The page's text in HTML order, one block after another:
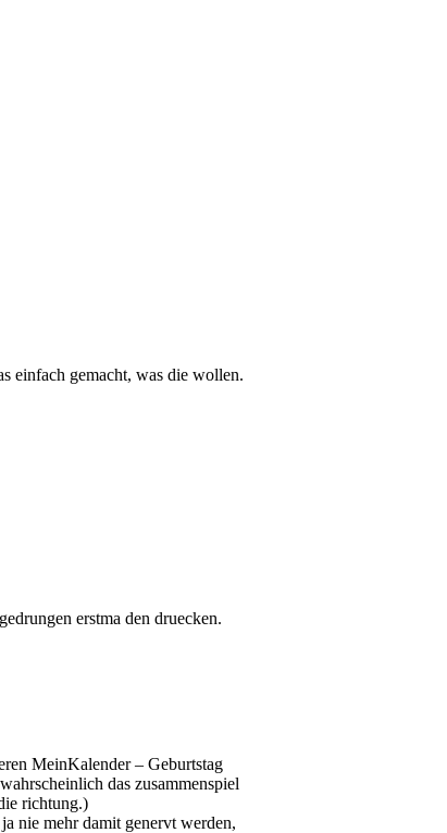
einfach gemacht, was die wollen.
erstma den druecken.
MeinKalender – Geburtstag
das zusammenspiel
richtung.)
nie mehr damit genervt werden,